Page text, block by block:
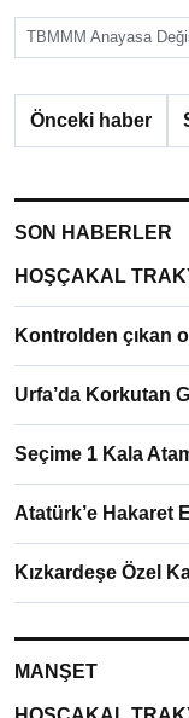
TBMMM Anayasa
Önceki haber
SON HABERLER
HOŞÇAKAL
Kontrolden çıkan
Urfa’da Korkutan
Seçime 1 Kala
Atatürk’e Hakaret
Kızkardeşe Özel
MANŞET